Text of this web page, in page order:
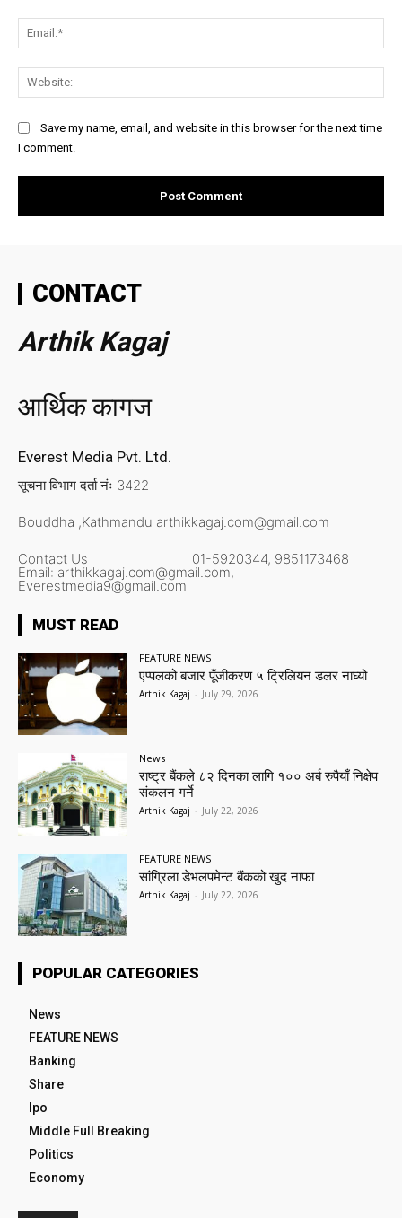
Save my name, email, and website in this browser for the next time
I comment.
CONTACT
Arthik Kagaj
आर्थिक कागज
Everest Media Pvt. Ltd.
सूचना विभाग दर्ता नंः 3422
Bouddha ,Kathmandu arthikkagaj.com@gmail.com
Contact Us 01-5920344, 9851173468
Email: arthikkagaj.com@gmail.com,
Everestmedia9@gmail.com
MUST READ
FEATURE NEWS
एप्पलको बजार पूँजीकरण ५ ट्रिलियन डलर नाघ्यो
Arthik Kagaj - July 29, 2026
News
राष्ट्र बैंकले ८२ दिनका लागि १०० अर्ब रुपैयाँ निक्षेप
संकलन गर्ने
Arthik Kagaj - July 22, 2026
FEATURE NEWS
सांग्रिला डेभलपमेन्ट बैंकको खुद नाफा
Arthik Kagaj - July 22, 2026
POPULAR CATEGORIES
News
FEATURE NEWS
Banking
Share
Ipo
Middle Full Breaking
Politics
Economy